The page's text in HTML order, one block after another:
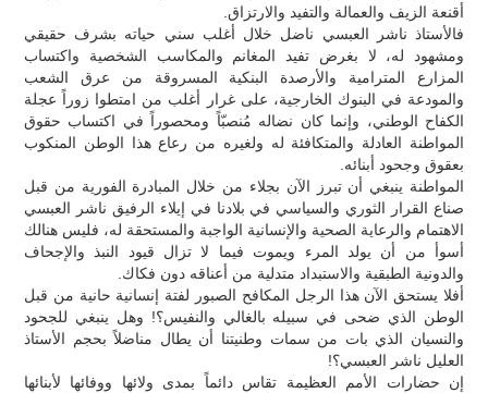
أقنعة الزيف والعمالة والتفيد والارتزاق.
فالأستاذ ناشر العبسي ناضل خلال أغلب سني حياته بشرف حقيقي
ومشهود له، لا بغرض تفيد المغانم والمكاسب الشخصية واكتساب
المزارع المترامية والأرصدة البنكية المسروقة من عرق الشعب
والمودعة في البنوك الخارجية، على غرار أغلب من امتطوا زوراً عجلة
الكفاح الوطني، وإنما كان نضاله مُنصبّاً ومحصوراً في اكتساب حقوق
المواطنة العادلة والمتكافئة له ولغيره من رعاع هذا الوطن المنكوب
بعقوق وجحود أبنائه.
المواطنة ينبغي أن تبرز الآن بجلاء من خلال المبادرة الفورية من قبل
صناع القرار الثوري والسياسي في بلادنا في إيلاء الرفيق ناشر العبسي
الاهتمام والرعاية الصحية والإنسانية الواجبة والمستحقة له، فليس هنالك
أسوأ من أن يولد المرء ويموت فيما لا تزال قيود النبذ والإجحاف
والدونية الطبقية والاستبداد متدلية من أعناقه دون فكاك.
أفلا يستحق الآن هذا الرجل المكافح الصبور لفتة إنسانية حانية من قبل
الوطن الذي ضحى في سبيله بالغالي والنفيس؟! وهل ينبغي للجحود
والنسيان الذي بات من سمات وطنيتنا أن يطال مناضلاً بحجم الأستاذ
العليل ناشر العبسي؟!
إن حضارات الأمم العظيمة تقاس دائماً بمدى ولائها ووفائها لأبنائها